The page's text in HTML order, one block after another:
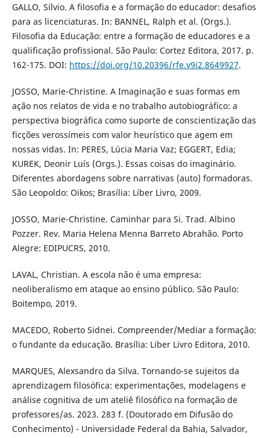
GALLO, Sílvio. A filosofia e a formação do educador: desafios
para as licenciaturas. In: BANNEL, Ralph et al. (Orgs.).
Filosofia da Educação: entre a formação de educadores e a
qualificação profissional. São Paulo: Cortez Editora, 2017. p.
162-175. DOI: https://doi.org/10.20396/rfe.v9i2.8649927.
JOSSO, Marie-Christine. A Imaginação e suas formas em
ação nos relatos de vida e no trabalho autobiográfico: a
perspectiva biográfica como suporte de conscientização das
ficções verossímeis com valor heurístico que agem em
nossas vidas. In: PERES, Lúcia Maria Vaz; EGGERT, Edia;
KUREK, Deonir Luís (Orgs.). Essas coisas do imaginário.
Diferentes abordagens sobre narrativas (auto) formadoras.
São Leopoldo: Oikos; Brasília: Líber Livro, 2009.
JOSSO, Marie-Christine. Caminhar para Si. Trad. Albino
Pozzer. Rev. Maria Helena Menna Barreto Abrahão. Porto
Alegre: EDIPUCRS, 2010.
LAVAL, Christian. A escola não é uma empresa:
neoliberalismo em ataque ao ensino público. São Paulo:
Boitempo, 2019.
MACEDO, Roberto Sidnei. Compreender/Mediar a formação:
o fundante da educação. Brasília: Liber Livro Editora, 2010.
MARQUES, Alexsandro da Silva. Tornando-se sujeitos da
aprendizagem filosófica: experimentações, modelagens e
análise cognitiva de um ateliê filosófico na formação de
professores/as. 2023. 283 f. (Doutorado em Difusão do
Conhecimento) - Universidade Federal da Bahia, Salvador,